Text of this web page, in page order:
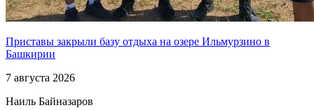
Приставы закрыли базу отдыха на озере Ильмурзино в
Башкирии
7 августа 2026
Наиль Байназаров